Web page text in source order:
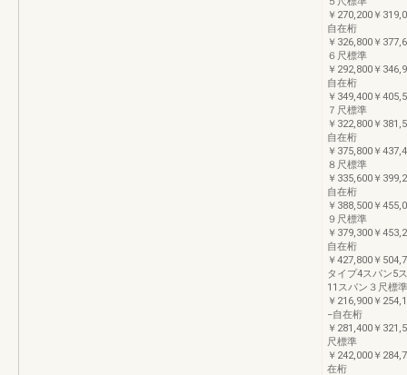
￥270,200￥
自在桁
￥326,800￥
６尺標準
￥292,800￥
自在桁
￥349,400￥
７尺標準
￥322,800￥
自在桁
￥375,800￥
８尺標準
￥335,600￥
自在桁
￥388,500￥
９尺標準
￥379,300￥
自在桁
￥427,800￥
タイプ4スパン5
11スパン３尺標準
￥216,900￥
−自在桁
￥281,400￥
尺標準
￥242,000￥
在桁